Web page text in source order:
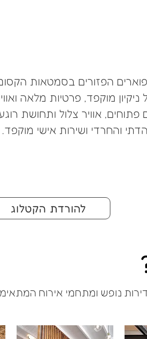
מפוארים הפזורים בסמטאות
מוקפד, פרטיות מלאה
אוויר צלול ותחושת רוגע
והחרדי ושירות אישי מוקפד.
להורדת הקטלוג
נופש ומתחמי אירוח